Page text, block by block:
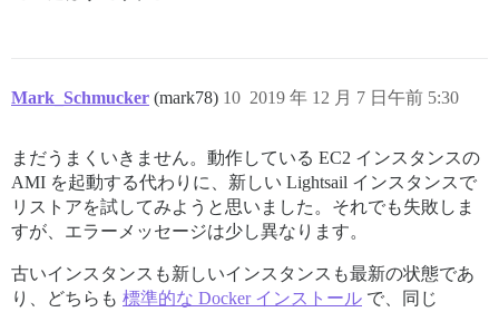
Mark_Schmucker (mark78) 2019 年 12 月 7 日午前 5:30
10
まだうまくいきません。動作している EC2 インスタンスの
AMI を起動する代わりに、新しい Lightsail インスタンスで
リストアを試してみようと思いました。それでも失敗しま
すが、エラーメッセージは少し異なります。
古いインスタンスも新しいインスタンスも最新の状態であ
り、どちらも 標準的な Docker インストール で、同じ